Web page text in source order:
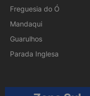
Freguesia do Ó
Mandaqui
Guarulhos
Parada Inglesa